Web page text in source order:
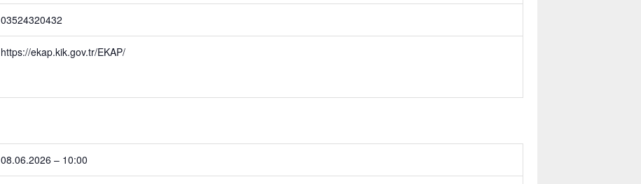
03524320432
https://ekap.kik.gov.tr/EKAP/
08.06.2026 – 10:00